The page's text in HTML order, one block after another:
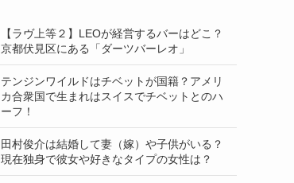
【ラヴ上等２】LEOが経営するバーはどこ？
京都伏見区にある「ダーツバーレオ」
テンジンワイルドはチベットが国籍？アメリ
カ合衆国で生まれはスイスでチベットとのハ
ーフ！
田村俊介は結婚して妻（嫁）や子供がいる？
現在独身で彼女や好きなタイプの女性は？